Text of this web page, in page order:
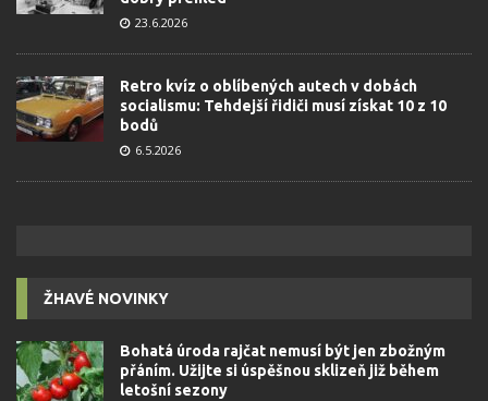
23.6.2026
Retro kvíz o oblíbených autech v dobách
socialismu: Tehdejší řidiči musí získat 10 z 10
bodů
6.5.2026
ŽHAVÉ NOVINKY
Bohatá úroda rajčat nemusí být jen zbožným
přáním. Užijte si úspěšnou sklizeň již během
letošní sezony